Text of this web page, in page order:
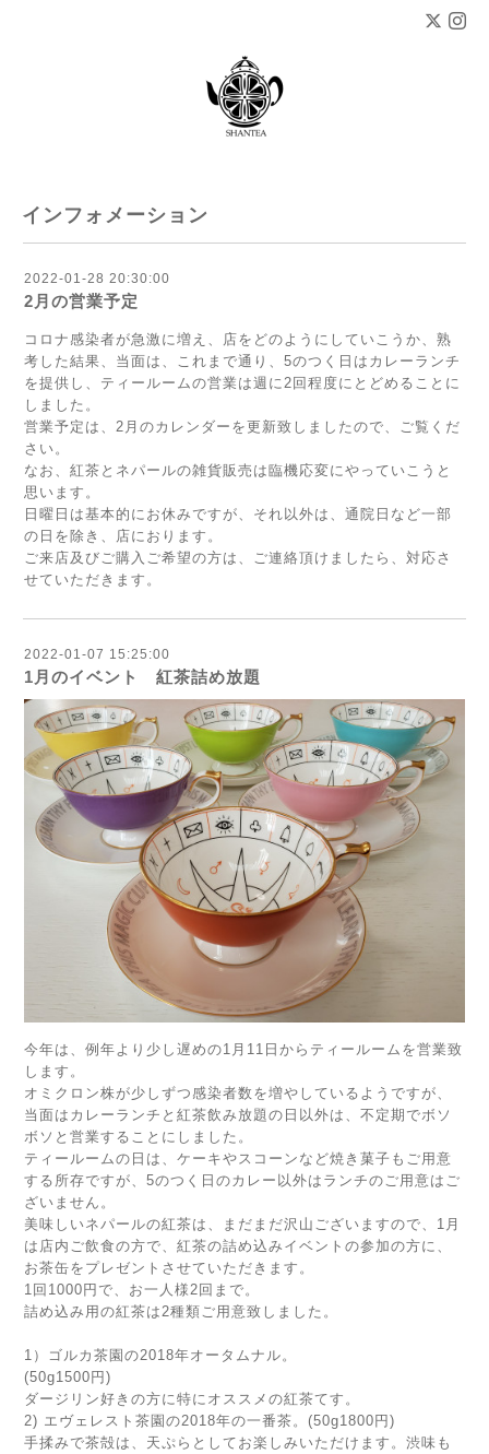
インフォメーション
2022-01-28 20:30:00
2月の営業予定
コロナ感染者が急激に増え、店をどのようにしていこうか、熟
考した結果、当面は、これまで通り、5のつく日はカレーランチ
を提供し、ティールームの営業は週に2回程度にとどめることに
しました。
営業予定は、2月のカレンダーを更新致しましたので、ご覧くだ
さい。
なお、紅茶とネパールの雑貨販売は臨機応変にやっていこうと
思います。
日曜日は基本的にお休みですが、それ以外は、通院日など一部
の日を除き、店におります。
ご来店及びご購入ご希望の方は、ご連絡頂けましたら、対応さ
せていただきます。
2022-01-07 15:25:00
1月のイベント 紅茶詰め放題
今年は、例年より少し遅めの1月11日からティールームを営業致
します。
オミクロン株が少しずつ感染者数を増やしているようですが、
当面はカレーランチと紅茶飲み放題の日以外は、不定期でボソ
ボソと営業することにしました。
ティールームの日は、ケーキやスコーンなど焼き菓子もご用意
する所存ですが、5のつく日のカレー以外はランチのご用意はご
ざいません。
美味しいネパールの紅茶は、まだまだ沢山ございますので、1月
は店内ご飲食の方で、紅茶の詰め込みイベントの参加の方に、
お茶缶をプレゼントさせていただきます。
1回1000円で、お一人様2回まで。
詰め込み用の紅茶は2種類ご用意致しました。
1）ゴルカ茶園の2018年オータムナル。
(50g1500円)
ダージリン好きの方に特にオススメの紅茶てす。
2) エヴェレスト茶園の2018年の一番茶。(50g1800円)
手揉みで茶殻は、天ぷらとしてお楽しみいただけます。渋味も